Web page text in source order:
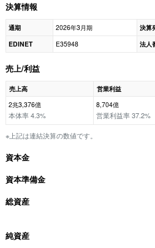
決算情報
通期 2026年3月期 決算
EDINET
E35948 法人
売上/利益
売上高 営業利益
2兆3,376億
本体率 4.3%
8,704億
営業利益率 37.2%
※上記は連結決算の数値です。
資本金
資本準備金
総資産
純資産